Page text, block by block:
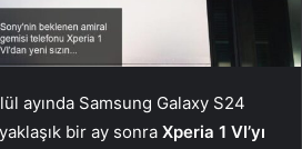
ayında Samsung Galaxy S24
bir ay sonra Xperia 1 VI’yı